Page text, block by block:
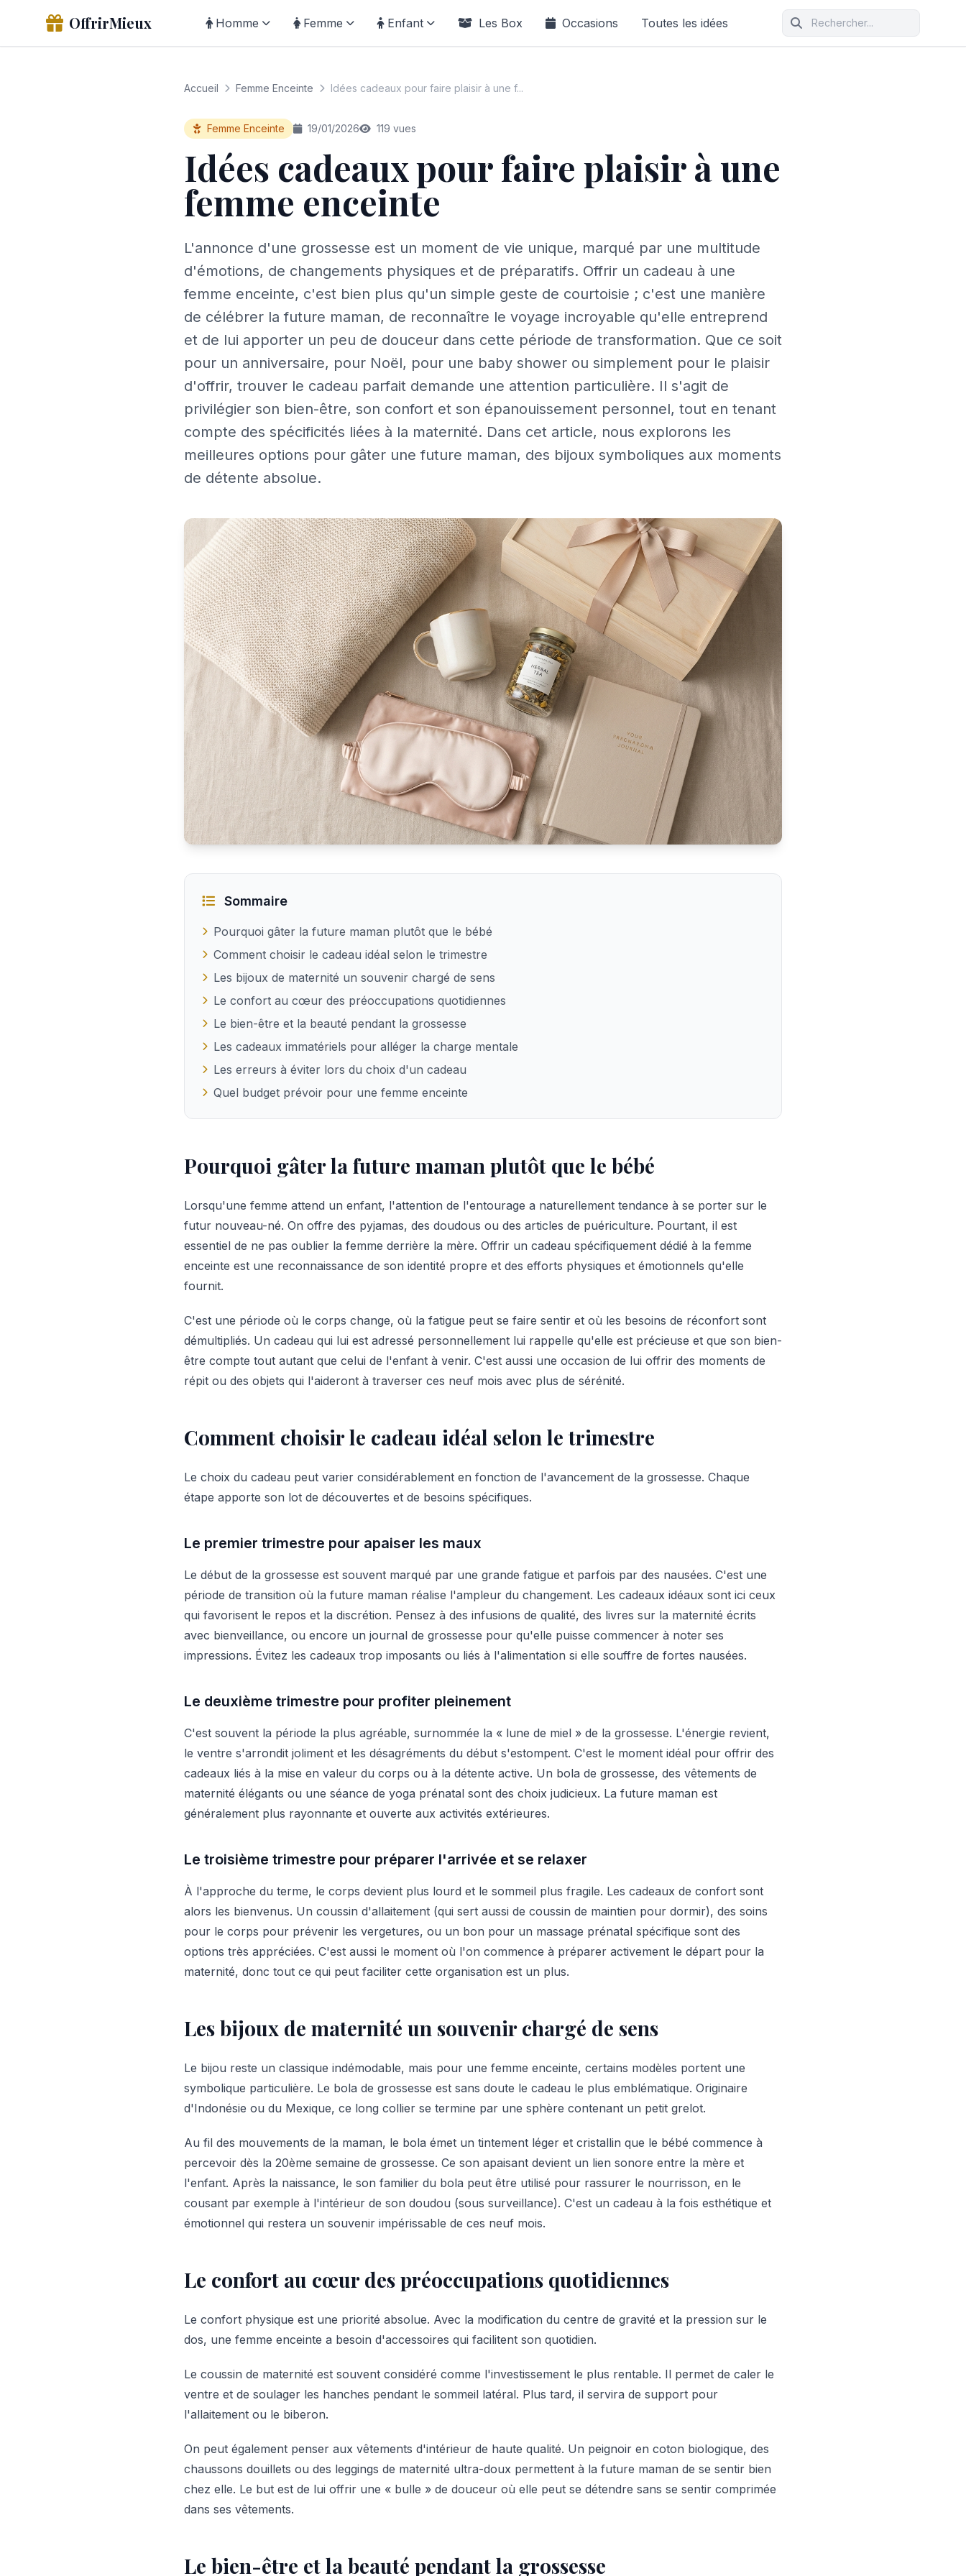
OffrirMieux Homme Femme Enfant Les Box Occasions Toutes les idées
Accueil Femme Enceinte Idées cadeaux pour faire plaisir à une f...
Femme Enceinte 19/01/2026 119 vues
Idées cadeaux pour faire plaisir à une
femme enceinte
L'annonce d'une grossesse est un moment de vie unique, marqué par une multitude
d'émotions, de changements physiques et de préparatifs. Offrir un cadeau à une
femme enceinte, c'est bien plus qu'un simple geste de courtoisie ; c'est une manière
de célébrer la future maman, de reconnaître le voyage incroyable qu'elle entreprend
et de lui apporter un peu de douceur dans cette période de transformation. Que ce soit
pour un anniversaire, pour Noël, pour une baby shower ou simplement pour le plaisir
d'offrir, trouver le cadeau parfait demande une attention particulière. Il s'agit de
privilégier son bien-être, son confort et son épanouissement personnel, tout en tenant
compte des spécificités liées à la maternité. Dans cet article, nous explorons les
meilleures options pour gâter une future maman, des bijoux symboliques aux moments
de détente absolue.
Sommaire
Pourquoi gâter la future maman plutôt que le bébé
Comment choisir le cadeau idéal selon le trimestre
Les bijoux de maternité un souvenir chargé de sens
Le confort au cœur des préoccupations quotidiennes
Le bien-être et la beauté pendant la grossesse
Les cadeaux immatériels pour alléger la charge mentale
Les erreurs à éviter lors du choix d'un cadeau
Quel budget prévoir pour une femme enceinte
Pourquoi gâter la future maman plutôt que le bébé
Lorsqu'une femme attend un enfant, l'attention de l'entourage a naturellement tendance à se porter sur le
futur nouveau-né. On offre des pyjamas, des doudous ou des articles de puériculture. Pourtant, il est
essentiel de ne pas oublier la femme derrière la mère. Offrir un cadeau spécifiquement dédié à la femme
enceinte est une reconnaissance de son identité propre et des efforts physiques et émotionnels qu'elle
fournit.
C'est une période où le corps change, où la fatigue peut se faire sentir et où les besoins de réconfort sont
démultipliés. Un cadeau qui lui est adressé personnellement lui rappelle qu'elle est précieuse et que son bien-
être compte tout autant que celui de l'enfant à venir. C'est aussi une occasion de lui offrir des moments de
répit ou des objets qui l'aideront à traverser ces neuf mois avec plus de sérénité.
Comment choisir le cadeau idéal selon le trimestre
Le choix du cadeau peut varier considérablement en fonction de l'avancement de la grossesse. Chaque
étape apporte son lot de découvertes et de besoins spécifiques.
Le premier trimestre pour apaiser les maux
Le début de la grossesse est souvent marqué par une grande fatigue et parfois par des nausées. C'est une
période de transition où la future maman réalise l'ampleur du changement. Les cadeaux idéaux sont ici ceux
qui favorisent le repos et la discrétion. Pensez à des infusions de qualité, des livres sur la maternité écrits
avec bienveillance, ou encore un journal de grossesse pour qu'elle puisse commencer à noter ses
impressions. Évitez les cadeaux trop imposants ou liés à l'alimentation si elle souffre de fortes nausées.
Le deuxième trimestre pour profiter pleinement
C'est souvent la période la plus agréable, surnommée la « lune de miel » de la grossesse. L'énergie revient,
le ventre s'arrondit joliment et les désagréments du début s'estompent. C'est le moment idéal pour offrir des
cadeaux liés à la mise en valeur du corps ou à la détente active. Un bola de grossesse, des vêtements de
maternité élégants ou une séance de yoga prénatal sont des choix judicieux. La future maman est
généralement plus rayonnante et ouverte aux activités extérieures.
Le troisième trimestre pour préparer l'arrivée et se relaxer
À l'approche du terme, le corps devient plus lourd et le sommeil plus fragile. Les cadeaux de confort sont
alors les bienvenus. Un coussin d'allaitement (qui sert aussi de coussin de maintien pour dormir), des soins
pour le corps pour prévenir les vergetures, ou un bon pour un massage prénatal spécifique sont des
options très appréciées. C'est aussi le moment où l'on commence à préparer activement le départ pour la
maternité, donc tout ce qui peut faciliter cette organisation est un plus.
Les bijoux de maternité un souvenir chargé de sens
Le bijou reste un classique indémodable, mais pour une femme enceinte, certains modèles portent une
symbolique particulière. Le bola de grossesse est sans doute le cadeau le plus emblématique. Originaire
d'Indonésie ou du Mexique, ce long collier se termine par une sphère contenant un petit grelot.
Au fil des mouvements de la maman, le bola émet un tintement léger et cristallin que le bébé commence à
percevoir dès la 20ème semaine de grossesse. Ce son apaisant devient un lien sonore entre la mère et
l'enfant. Après la naissance, le son familier du bola peut être utilisé pour rassurer le nourrisson, en le
cousant par exemple à l'intérieur de son doudou (sous surveillance). C'est un cadeau à la fois esthétique et
émotionnel qui restera un souvenir impérissable de ces neuf mois.
Le confort au cœur des préoccupations quotidiennes
Le confort physique est une priorité absolue. Avec la modification du centre de gravité et la pression sur le
dos, une femme enceinte a besoin d'accessoires qui facilitent son quotidien.
Le coussin de maternité est souvent considéré comme l'investissement le plus rentable. Il permet de caler le
ventre et de soulager les hanches pendant le sommeil latéral. Plus tard, il servira de support pour
l'allaitement ou le biberon.
On peut également penser aux vêtements d'intérieur de haute qualité. Un peignoir en coton biologique, des
chaussons douillets ou des leggings de maternité ultra-doux permettent à la future maman de se sentir bien
chez elle. Le but est de lui offrir une « bulle » de douceur où elle peut se détendre sans se sentir comprimée
dans ses vêtements.
Le bien-être et la beauté pendant la grossesse